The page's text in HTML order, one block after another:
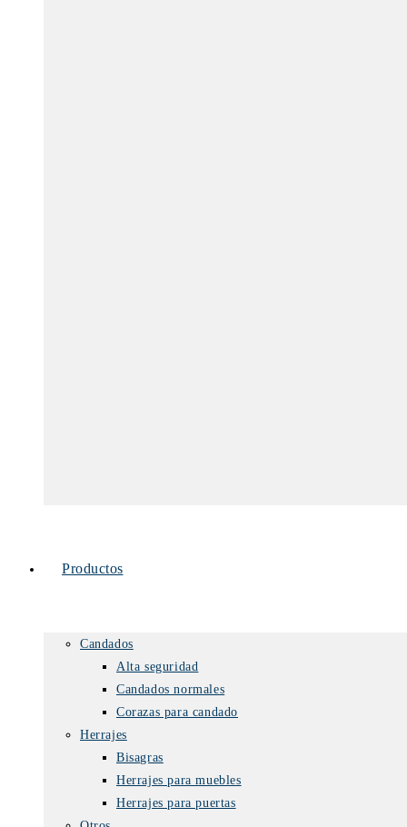
Productos
Candados
Alta seguridad
Candados normales
Corazas para candado
Herrajes
Bisagras
Herrajes para muebles
Herrajes para puertas